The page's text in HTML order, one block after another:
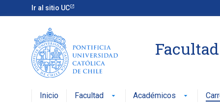
Ir al sitio UC
Inicio Facultad arrow_drop_down Académicos arrow_drop_down